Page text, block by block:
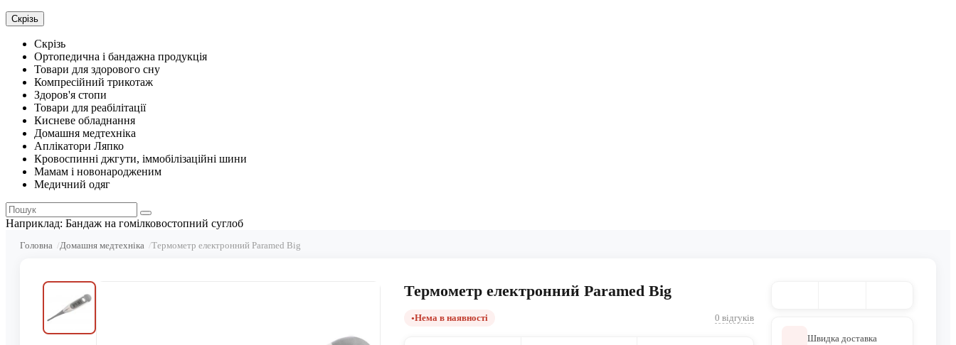
Скрізь
Скрізь
Ортопедична і бандажна продукція
Товари для здорового сну
Компресійний трикотаж
Здоров'я стопи
Товари для реабілітації
Кисневе обладнання
Домашня медтехніка
Аплікатори Ляпко
Кровоспинні джгути, іммобілізаційні шини
Мамам і новонародженим
Медичний одяг
Наприклад: Бандаж на гомілковостопний суглоб
Головна Домашня медтехніка Термометр електронний Paramed Big
Термометр електронний Paramed Big
Нема в наявності 0 відгуків
Швидка доставка